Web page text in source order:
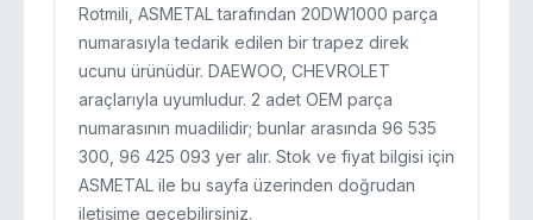
Rotmili, ASMETAL tarafından 20DW1000 parça
numarasıyla tedarik edilen bir trapez direk
ucunu ürünüdür. DAEWOO, CHEVROLET
araçlarıyla uyumludur. 2 adet OEM parça
numarasının muadilidir; bunlar arasında 96 535
300, 96 425 093 yer alır. Stok ve fiyat bilgisi için
ASMETAL ile bu sayfa üzerinden doğrudan
iletişime geçebilirsiniz.